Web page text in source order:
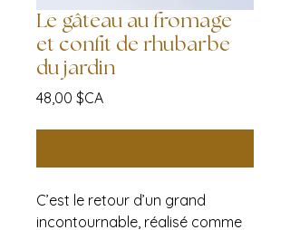
Le gâteau au fromage
et confit de rhubarbe
du jardin
48,00 $CAPrix
C’est le retour d’un grand
incontournable, réalisé comme